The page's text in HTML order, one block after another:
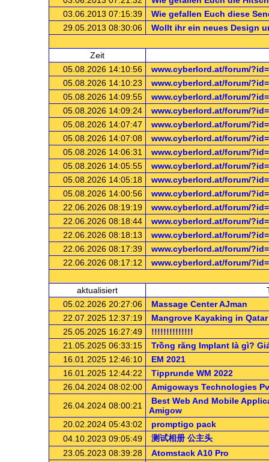
03.06.2013 07:15:39
Wie gefallen Euch diese
29.05.2013 08:30:06
Wollt ihr ein neues Design
Zeit
05.08.2026 14:10:56
www.cyberlord.at/forum/
05.08.2026 14:10:23
www.cyberlord.at/forum/
05.08.2026 14:09:55
www.cyberlord.at/forum/
05.08.2026 14:09:24
www.cyberlord.at/forum/
05.08.2026 14:07:47
www.cyberlord.at/forum/
05.08.2026 14:07:08
www.cyberlord.at/forum/
05.08.2026 14:06:31
www.cyberlord.at/forum/
05.08.2026 14:05:55
www.cyberlord.at/forum/
05.08.2026 14:05:18
www.cyberlord.at/forum/
05.08.2026 14:00:56
www.cyberlord.at/forum/
22.06.2026 08:19:19
www.cyberlord.at/forum/
22.06.2026 08:18:44
www.cyberlord.at/forum/
22.06.2026 08:18:13
www.cyberlord.at/forum/
22.06.2026 08:17:39
www.cyberlord.at/forum/
22.06.2026 08:17:12
www.cyberlord.at/forum/
aktualisiert
05.02.2026 20:27:06
Massage Center AJman
22.07.2025 12:37:19
Mangrove Kayaking in Qatar
25.05.2025 16:27:49
!!!!!!!!!!!!!!
21.05.2025 06:33:15
Trồng răng Implant là gì?
16.01.2025 12:46:10
EM 2021
16.01.2025 12:44:22
Tipprunde WM 2022
26.04.2024 08:02:00
Amigoways Technologies
26.04.2024 08:00:21
Best Web And Mobile
Amigow
20.02.2024 05:43:02
promptigo pack
04.10.2023 09:05:49
测试相册 公主头
23.05.2023 08:39:28
Atomstack A10 Pro